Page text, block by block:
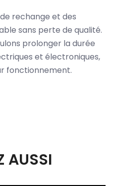
rechange et des
sans perte de qualité.
prolonger la durée
et électroniques,
fonctionnement.
AUSSI